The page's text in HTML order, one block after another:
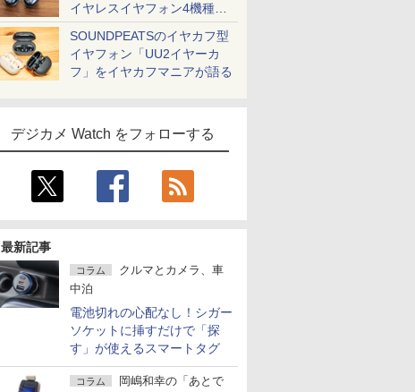
イヤレスイヤフォン4機種を
一気に聴く
SOUNDPEATSのイヤカフ型
イヤフォン「UU2イヤーカ
フ」をイヤカフマニアが語る
デジカメ Watch をフォローする
最新記事
コラム
クルマとカメラ、車
中泊
電池切れの心配なし！シガー
ソケットに挿すだけで「探
す」が使えるスマートタグ
コラム
岡嶋和幸の「あとで